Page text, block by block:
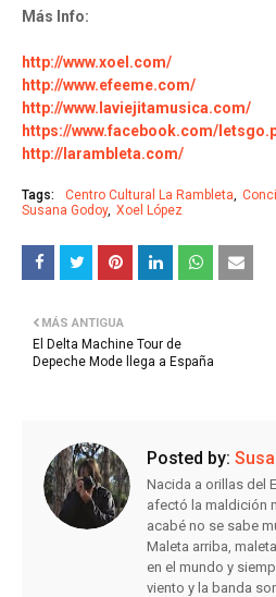
Más Info:
http://www.xoel.com/
http://www.efeeme.com/
http://www.laviejitamusica.com/
https://www.facebook.com/
http://larambleta.com/
Tags: Centro Cultural La Rambleta
Susana Godoy Xoel López
MÁS ANTIGUA
El Delta Machine Tour de
Depeche Mode llega a España
Posted by:
Nacida a orillas del
afectó la maldición
acabé no se sabe
Maleta arriba,
en el mundo y
viento y la banda